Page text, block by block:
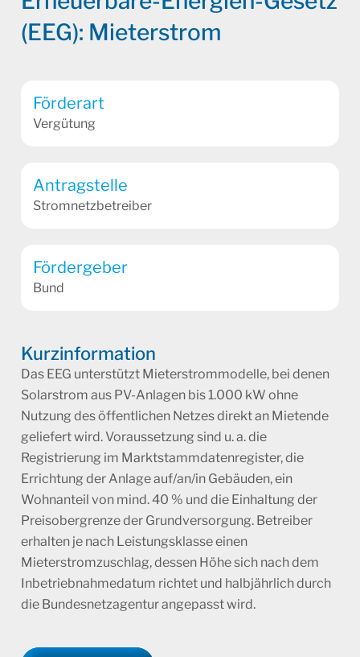
(EEG): Mieterstrom
Kurzinformation
Das EEG unterstützt Mieterstrommodelle, bei denen
Solarstrom aus PV-Anlagen bis 1.000 kW ohne
Nutzung des öffentlichen Netzes direkt an Mietende
geliefert wird. Voraussetzung sind u. a. die
Registrierung im Marktstammdatenregister, die
Errichtung der Anlage auf/an/in Gebäuden, ein
Wohnanteil von mind. 40 % und die Einhaltung der
Preisobergrenze der Grundversorgung. Betreiber
erhalten je nach Leistungsklasse einen
Mieterstromzuschlag, dessen Höhe sich nach dem
Inbetriebnahmedatum richtet und halbjährlich durch
die Bundesnetzagentur angepasst wird.
Förderart
Vergütung
Antragstelle
Stromnetzbetreiber
Fördergeber
Bund